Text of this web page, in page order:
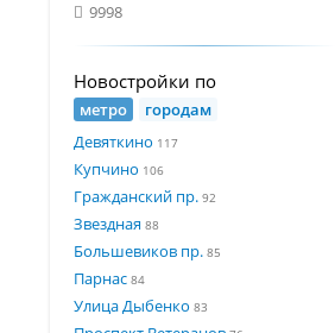
9998
Новостройки по
метро
городам
Девяткино 117
Купчино 106
Гражданский пр. 92
Звездная 88
Большевиков пр. 85
Парнас 84
Улица Дыбенко 83